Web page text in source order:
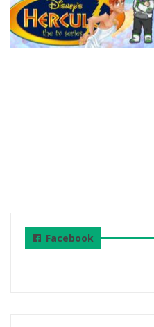
Facebook